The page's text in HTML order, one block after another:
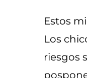
Estos
Los
riesgos